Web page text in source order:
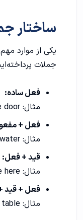
4. دستور:
استثناهای
2. استفاده از "except for" یا "apart from":
3. استفاده از "unless":
ساخت
1. سوال روحی:
2. درخواست مودبانه:
ساختار
یکی از موارد
جملات
فعل ساده:
مثال: Close the door. (در را ببند.)
فعل +
مثال: Bring me a glass of water. (یک لیوان آب برایم بیاور.)
قید + فعل:
مثال: Quickly, come here! (زود بیا اینجا!)
فعل + قید
مثال: Please, put the book on the table. (لطفاً کتاب را روی میز بگذار.)